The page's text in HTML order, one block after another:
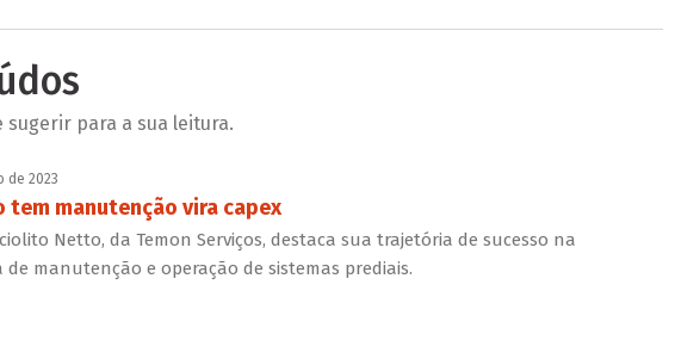
para a sua leitura.
de 2023
tem manutenção vira capex
Netto, da Temon Serviços, destaca sua trajetória de sucesso na
manutenção e operação de sistemas prediais.